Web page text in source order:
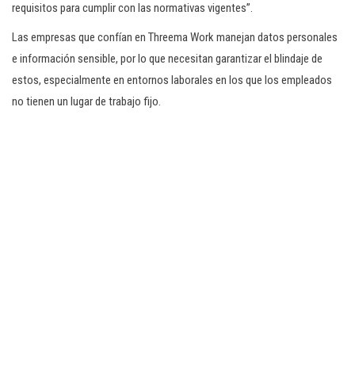
requisitos para cumplir con las normativas vigentes”.
Las empresas que confían en Threema Work manejan datos personales
e información sensible, por lo que necesitan garantizar el blindaje de
estos, especialmente en entornos laborales en los que los empleados
no tienen un lugar de trabajo fijo.